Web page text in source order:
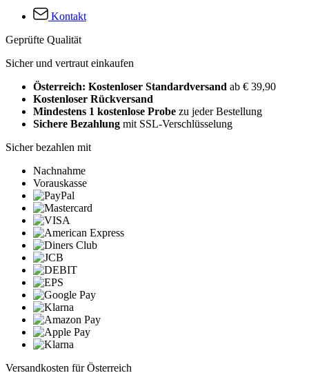
Kontakt
Geprüfte Qualität
Sicher und vertraut einkaufen
Österreich: Kostenloser Standardversand ab € 39,90
Kostenloser Rückversand
Mindestens 1 kostenlose Probe zu jeder Bestellung
Sichere Bezahlung mit SSL-Verschlüsselung
Sicher bezahlen mit
Nachnahme
Vorauskasse
Versandkosten für Österreich